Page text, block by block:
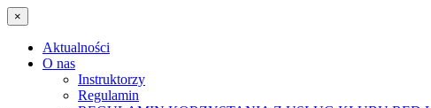
×
Aktualności
O nas
Instruktorzy
Regulamin